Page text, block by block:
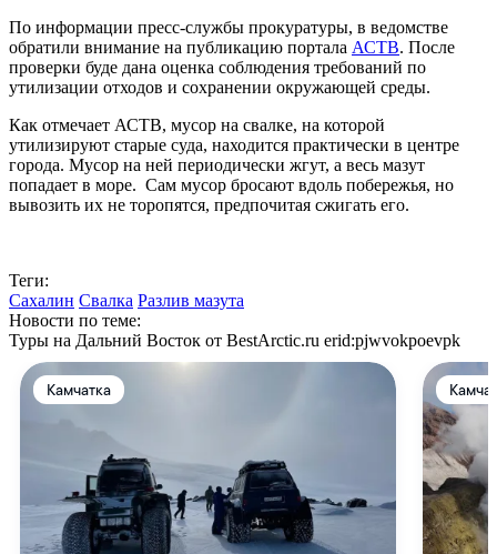
По информации пресс-службы прокуратуры, в ведомстве
обратили внимание на публикацию портала АСТВ. После
проверки буде дана оценка соблюдения требований по
утилизации отходов и сохранении окружающей среды.
Как отмечает АСТВ, мусор на свалке, на которой
утилизируют старые суда, находится практически в центре
города. Мусор на ней периодически жгут, а весь мазут
попадает в море. Сам мусор бросают вдоль побережья, но
вывозить их не торопятся, предпочитая сжигать его.
Теги:
Сахалин Свалка Разлив мазута
Новости по теме:
Туры на Дальний Восток от BestArctic.ru erid:pjwvokpoevpk